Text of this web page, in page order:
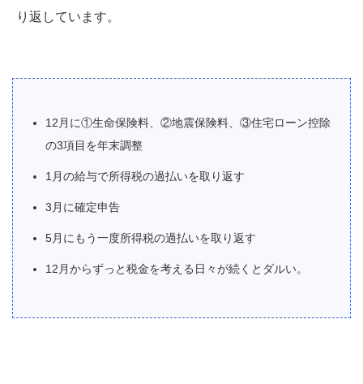
り返しています。
12月に①生命保険料、②地震保険料、③住宅ローン控除
の3項目を年末調整
1月の給与で所得税の過払いを取り返す
3月に確定申告
5月にもう一度所得税の過払いを取り返す
12月からずっと税金を考える日々が続くとダルい。